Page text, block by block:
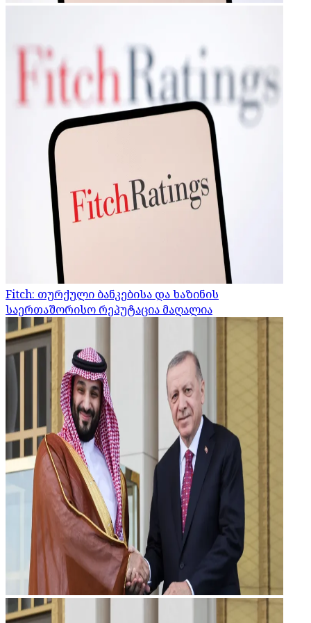
Fitch: თურქული ბანკებისა და ხაზინის
საერთაშორისო რეპუტაცია მაღალია